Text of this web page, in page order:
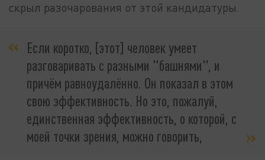
скрыл разочарования от этой кандидатуры.
Если коротко, [этот] человек умеет
разговаривать с разными "башнями", и
причём равноудалённо. Он показал в этом
свою эффективность. Но это, пожалуй,
единственная эффективность, о которой, с
моей точки зрения, можно говорить,